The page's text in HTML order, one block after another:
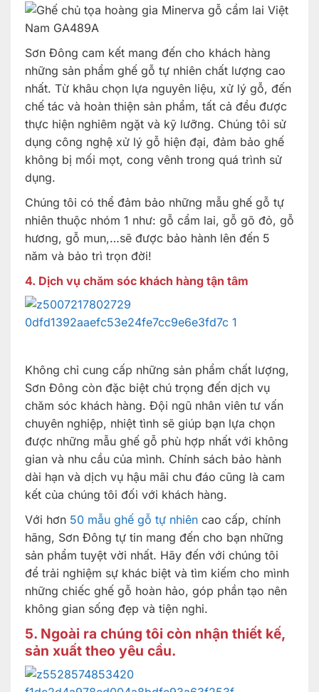
Sơn Đông cam kết mang đến cho khách hàng
những sản phẩm ghế gỗ tự nhiên chất lượng cao
nhất. Từ khâu chọn lựa nguyên liệu, xử lý gỗ, đến
chế tác và hoàn thiện sản phẩm, tất cả đều được
thực hiện nghiêm ngặt và kỹ lưỡng. Chúng tôi sử
dụng công nghệ xử lý gỗ hiện đại, đảm bảo ghế
không bị mối mọt, cong vênh trong quá trình sử
dụng.
Chúng tôi có thể đảm bảo những mẫu ghế gỗ tự
nhiên thuộc nhóm 1 như: gỗ cẩm lai, gỗ gõ đỏ, gỗ
hương, gỗ mun,…sẽ được bảo hành lên đến 5
năm và bảo trì trọn đời!
4. Dịch vụ chăm sóc khách hàng tận tâm
Không chỉ cung cấp những sản phẩm chất lượng,
Sơn Đông còn đặc biệt chú trọng đến dịch vụ
chăm sóc khách hàng. Đội ngũ nhân viên tư vấn
chuyên nghiệp, nhiệt tình sẽ giúp bạn lựa chọn
được những mẫu ghế gỗ phù hợp nhất với không
gian và nhu cầu của mình. Chính sách bảo hành
dài hạn và dịch vụ hậu mãi chu đáo cũng là cam
kết của chúng tôi đối với khách hàng.
Với hơn 50 mẫu ghế gỗ tự nhiên cao cấp, chính
hãng, Sơn Đông tự tin mang đến cho bạn những
sản phẩm tuyệt vời nhất. Hãy đến với chúng tôi
để trải nghiệm sự khác biệt và tìm kiếm cho mình
những chiếc ghế gỗ hoàn hảo, góp phần tạo nên
không gian sống đẹp và tiện nghi.
5. Ngoài ra chúng tôi còn nhận thiết kế,
sản xuất theo yêu cầu.